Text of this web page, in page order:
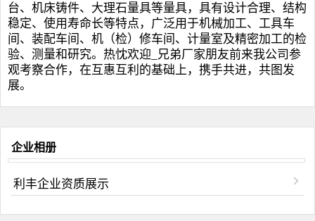
台、 机床铸件、 大理石量具等量具，具有设计合理、结构
稳定、使用寿命长等特点，广泛用于机械加工、工具车
间、装配车间、机（检）修车间、计量室及精密加工的检
验、测量和研究。热忱欢迎_兄弟厂家朋友前来我公司参
观考察合作，在互惠互利的基础上，携手共进，共图发
展。
企业相册
利丰企业资质展示